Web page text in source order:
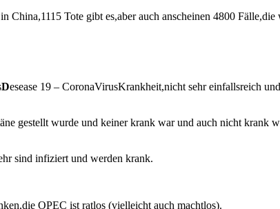
Tote gibt es,aber auch anscheinen 4800
Desease 19 – CoronaVirusKrankheit,nicht sehr einfallsreich
gestellt wurde und keiner krank war und auch nicht
sind infiziert und werden krank.
OPEC ist ratlos (vielleicht auch machtlos).